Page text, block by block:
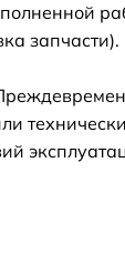
запчасти).